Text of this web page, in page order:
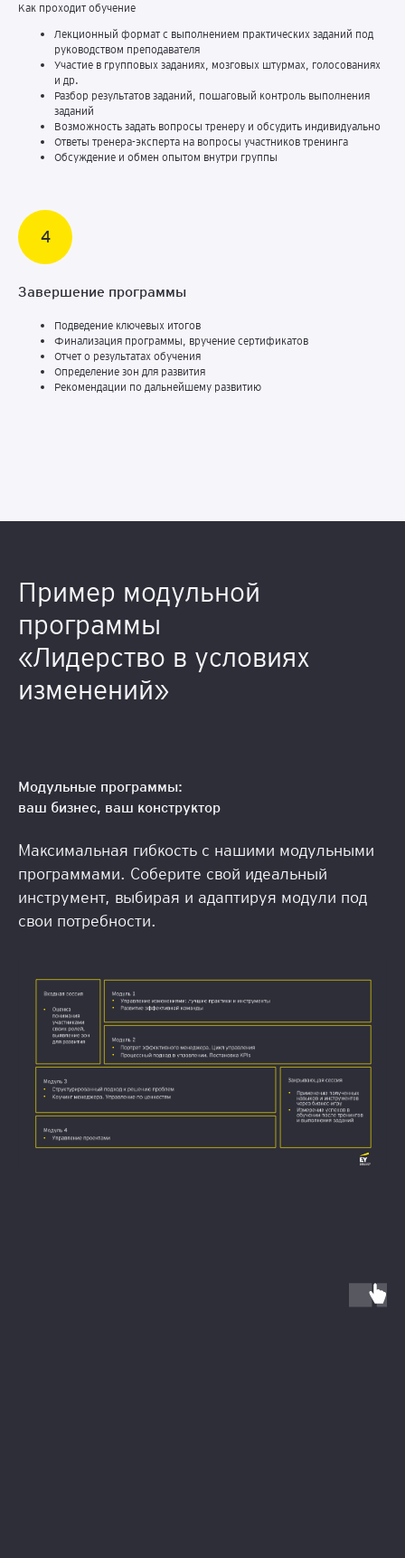
Как проходит обучение
Лекционный формат с выполнением практических заданий под
руководством преподавателя
Участие в групповых заданиях, мозговых штурмах, голосованиях
и др.
Разбор результатов заданий, пошаговый контроль выполнения
заданий
Возможность задать вопросы тренеру и обсудить индивидуально
Ответы тренера-эксперта на вопросы участников тренинга
Обсуждение и обмен опытом внутри группы
Завершение программы
Подведение ключевых итогов
Финализация программы, вручение сертификатов
Отчет о результатах обучения
Определение зон для развития
Рекомендации по дальнейшему развитию
Пример модульной
программы
«Лидерство в условиях
изменений»
Модульные программы:
ваш бизнес, ваш конструктор
Максимальная гибкость с нашими модульными
программами. Соберите свой идеальный
инструмент, выбирая и адаптируя модули под
свои потребности.